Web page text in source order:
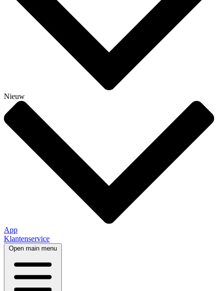
Nieuw
App
Klantenservice
Open main menu